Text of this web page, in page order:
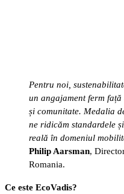
Pentru noi,
un angajament ferm
și comunitate. Medalia
ne ridicăm standardele
reală în domeniul
Philip Aarsman,
Romania.
Ce este EcoVadis?